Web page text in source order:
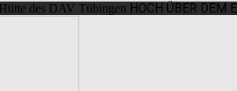
HOCH ÜBER DEM